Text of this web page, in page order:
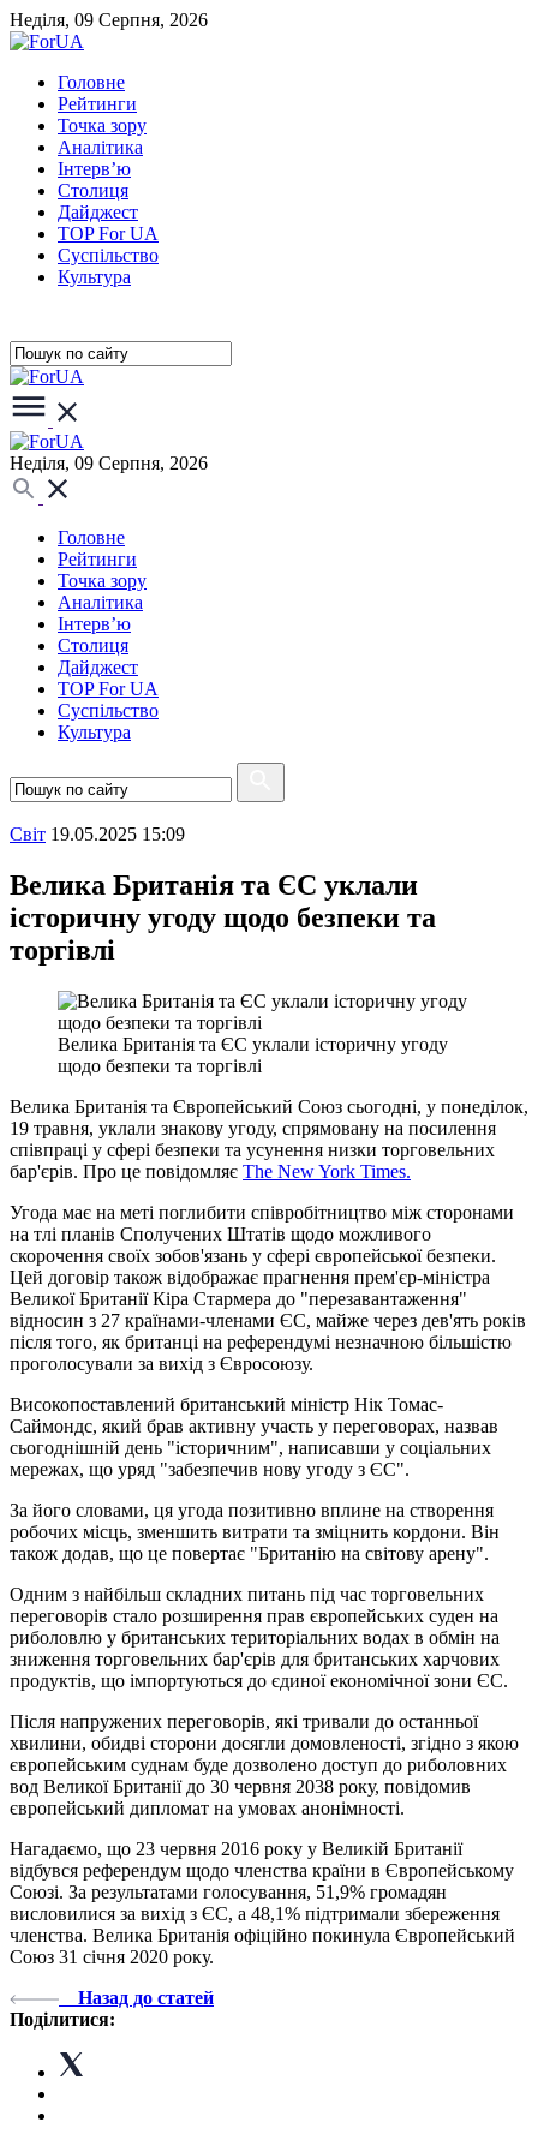
Неділя, 09 Серпня, 2026
Головне
Рейтинги
Точка зору
Аналітика
Інтерв’ю
Столиця
Дайджест
TOP For UA
Суспiльство
Культура
Неділя, 09 Серпня, 2026
Головне
Рейтинги
Точка зору
Аналітика
Інтерв’ю
Столиця
Дайджест
TOP For UA
Суспiльство
Культура
Свiт 19.05.2025 15:09
Велика Британія та ЄС уклали
історичну угоду щодо безпеки та
торгівлі
Велика Британія та ЄС уклали історичну угоду
щодо безпеки та торгівлі
Велика Британія та Європейський Союз сьогодні, у понеділок,
19 травня, уклали знакову угоду, спрямовану на посилення
співпраці у сфері безпеки та усунення низки торговельних
бар'єрів. Про це повідомляє The New York Times.
Угода має на меті поглибити співробітництво між сторонами
на тлі планів Сполучених Штатів щодо можливого
скорочення своїх зобов'язань у сфері європейської безпеки.
Цей договір також відображає прагнення прем'єр-міністра
Великої Британії Кіра Стармера до "перезавантаження"
відносин з 27 країнами-членами ЄС, майже через дев'ять років
після того, як британці на референдумі незначною більшістю
проголосували за вихід з Євросоюзу.
Високопоставлений британський міністр Нік Томас-
Саймондс, який брав активну участь у переговорах, назвав
сьогоднішній день "історичним", написавши у соціальних
мережах, що уряд "забезпечив нову угоду з ЄС".
За його словами, ця угода позитивно вплине на створення
робочих місць, зменшить витрати та зміцнить кордони. Він
також додав, що це повертає "Британію на світову арену".
Одним з найбільш складних питань під час торговельних
переговорів стало розширення прав європейських суден на
риболовлю у британських територіальних водах в обмін на
зниження торговельних бар'єрів для британських харчових
продуктів, що імпортуються до єдиної економічної зони ЄС.
Після напружених переговорів, які тривали до останньої
хвилини, обидві сторони досягли домовленості, згідно з якою
європейським суднам буде дозволено доступ до риболовних
вод Великої Британії до 30 червня 2038 року, повідомив
європейський дипломат на умовах анонімності.
Нагадаємо, що 23 червня 2016 року у Великій Британії
відбувся референдум щодо членства країни в Європейському
Союзі. За результатами голосування, 51,9% громадян
висловилися за вихід з ЄС, а 48,1% підтримали збереження
членства. Велика Британія офіційно покинула Європейський
Союз 31 січня 2020 року.
Назад до статей
Поділитися: